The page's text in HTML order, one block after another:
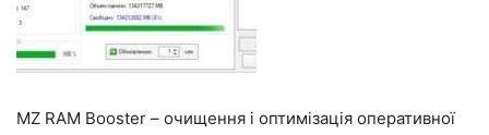
MZ RAM Booster – очищення і оптимізація оперативної